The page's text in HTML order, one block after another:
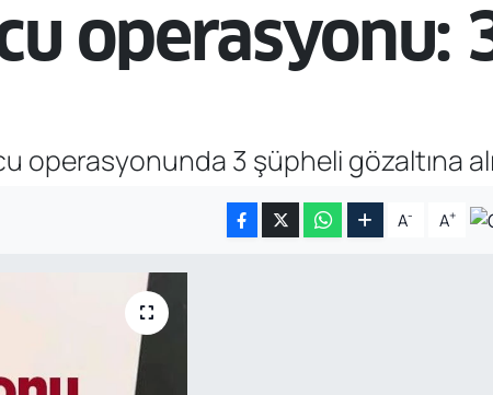
operasyonu:
3 şüpheli gözaltına
A- A+